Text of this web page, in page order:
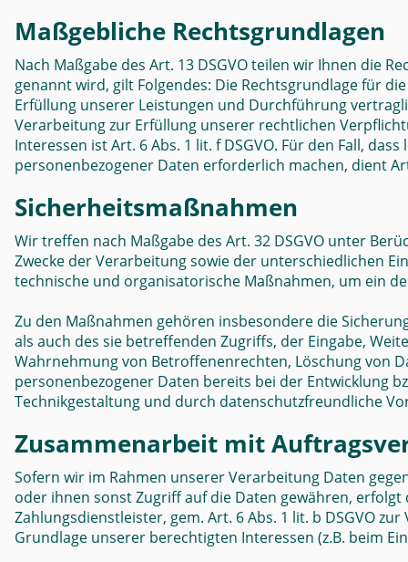
Maßgebliche Rechtsgrundlagen
Nach Maßgabe des Art. 13 DSGVO teilen wir Ihnen die
genannt wird, gilt Folgendes: Die Rechtsgrundlage für
Erfüllung unserer Leistungen und Durchführung
Verarbeitung zur Erfüllung unserer rechtlichen
Interessen ist Art. 6 Abs. 1 lit. f DSGVO. Für den Fall,
personenbezogener Daten erforderlich machen, dient
Sicherheitsmaßnahmen
Wir treffen nach Maßgabe des Art. 32 DSGVO unter
Zwecke der Verarbeitung sowie der unterschiedlichen
technische und organisatorische Maßnahmen, um ein
Zu den Maßnahmen gehören insbesondere die
als auch des sie betreffenden Zugriffs, der Eingabe,
Wahrnehmung von Betroffenenrechten, Löschung von
personenbezogener Daten bereits bei der Entwicklung
Technikgestaltung und durch datenschutzfreundliche
Zusammenarbeit mit
Sofern wir im Rahmen unserer Verarbeitung Daten
oder ihnen sonst Zugriff auf die Daten gewähren,
Zahlungsdienstleister, gem. Art. 6 Abs. 1 lit. b DSGVO
Grundlage unserer berechtigten Interessen (z.B. beim